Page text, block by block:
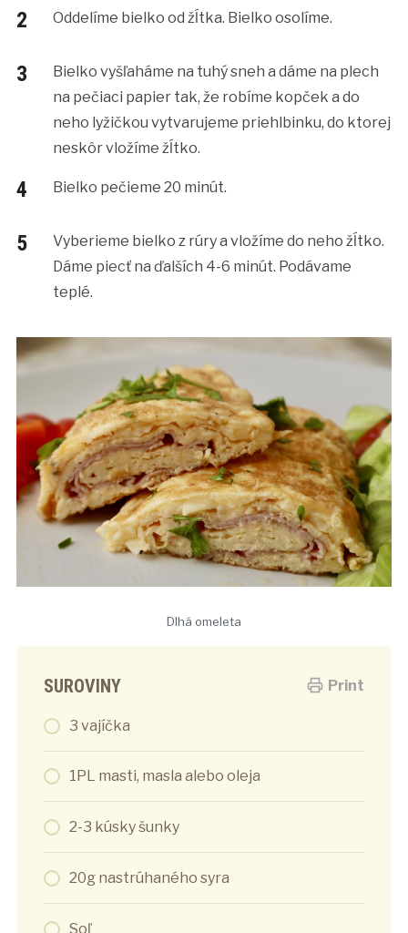
Oddelíme bielko od žĺtka. Bielko osolíme.
Bielko vyšľaháme na tuhý sneh a dáme na plech
na pečiaci papier tak, že robíme kopček a do
neho lyžičkou vytvarujeme priehlbinku, do ktorej
neskôr vložíme žĺtko.
Bielko pečieme 20 minút.
Vyberieme bielko z rúry a vložíme do neho žĺtko.
Dáme piecť na ďalších 4-6 minút. Podávame
teplé.
Dlhá omeleta
Print
SUROVINY
3 vajíčka
1PL masti, masla alebo oleja
2-3 kúsky šunky
20g nastrúhaného syra
Soľ